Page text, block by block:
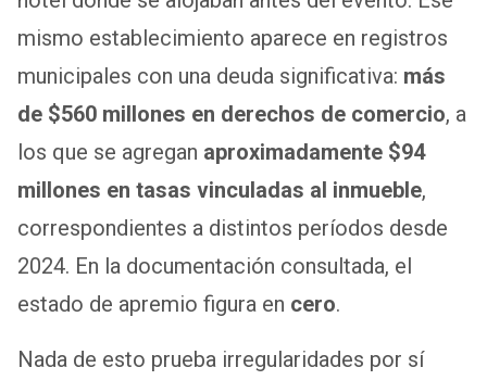
mismo establecimiento aparece en registros
municipales con una deuda significativa: más
de $560 millones en derechos de comercio, a
los que se agregan aproximadamente $94
millones en tasas vinculadas al inmueble,
correspondientes a distintos períodos desde
2024. En la documentación consultada, el
estado de apremio figura en cero.
Nada de esto prueba irregularidades por sí